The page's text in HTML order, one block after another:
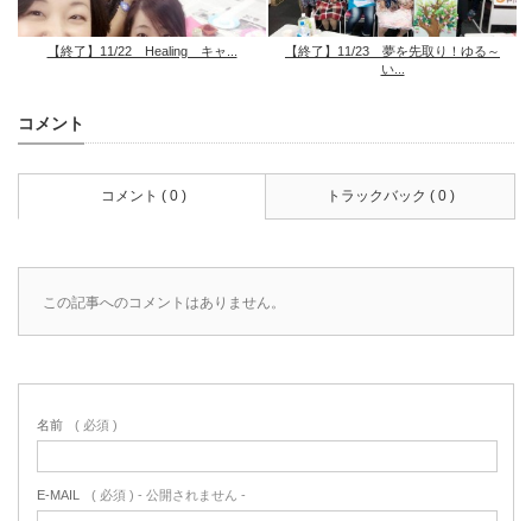
【終了】11/22 Healing キャ...
【終了】11/23 夢を先取り！ゆる～
い...
コメント
コメント ( 0 ) トラックバック ( 0 )
この記事へのコメントはありません。
名前 ( 必須 )
E-MAIL ( 必須 ) - 公開されません -